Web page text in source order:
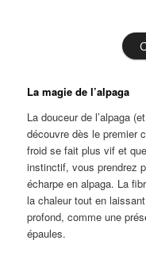
La magie de l’alpaga
La douceur de l’alpaga
découvre dès le premier
froid se fait plus vif et
instinctif, vous prendrez
écharpe en alpaga. La
la chaleur tout en
profond, comme une
épaules.